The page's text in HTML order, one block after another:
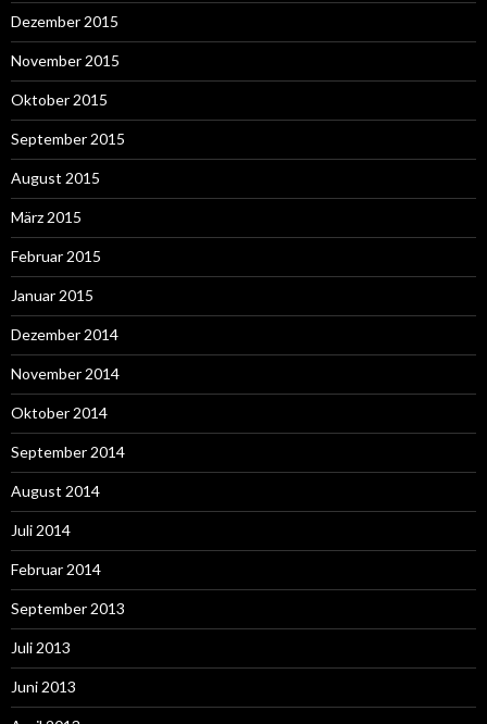
Dezember 2015
November 2015
Oktober 2015
September 2015
August 2015
März 2015
Februar 2015
Januar 2015
Dezember 2014
November 2014
Oktober 2014
September 2014
August 2014
Juli 2014
Februar 2014
September 2013
Juli 2013
Juni 2013